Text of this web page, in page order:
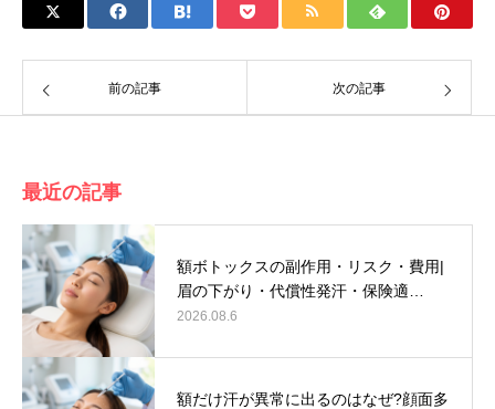
前の記事 次の記事
最近の記事
額ボトックスの副作用・リスク・費用|
眉の下がり・代償性発汗・保険適…
2026.08.6
額だけ汗が異常に出るのはなぜ?顔面多